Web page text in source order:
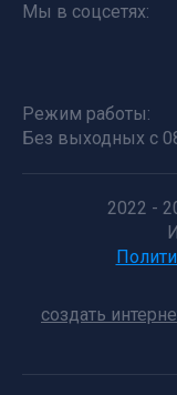
Мы в соцсетях:
Режим работы:
Без выходных с
2022 -
создать